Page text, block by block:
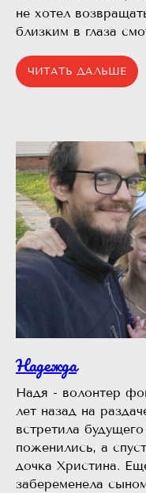
не хотел
близким в глаза
ЧИТАТЬ ДАЛЬШЕ
Надежда
Надя - волонтер
лет назад на
встретила
поженились, а
дочка Христина.
забеременела